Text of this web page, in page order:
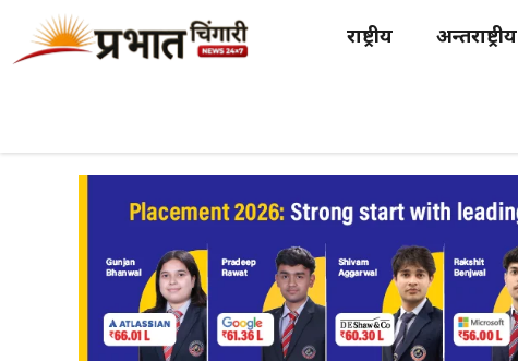
राष्ट्रीय अन्तर्राष्ट्रीय